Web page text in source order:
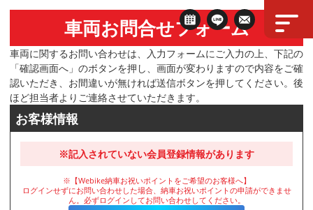
車両お問合せフォーム
車両に関するお問い合わせは、入力フォームにご入力の上、下記の
「確認画面へ」のボタンを押し、画面が変わりますので内容をご確
認いただき、お間違いが無ければ送信ボタンを押してください。後
ほど担当者よりご連絡させていただきます。
お客様情報
※記入されていない会員登録情報があります
※【Webike納車お祝いポイントをご希望のお客様へ】
ログインせずにお問い合わせした場合、納車お祝いポイントの申請ができませ
ん。必ずログインしてお問い合わせしてください。